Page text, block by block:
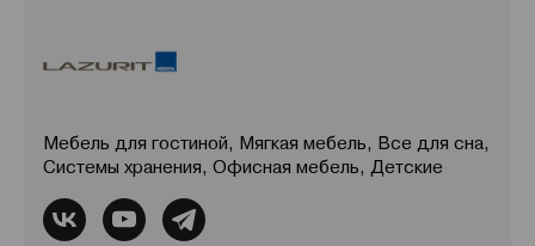
Мебель для гостиной, Мягкая мебель, Все для сна,
Системы хранения, Офисная мебель, Детские